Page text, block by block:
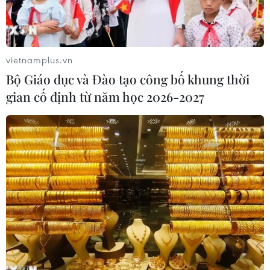
Tây Ban Nha triệt phá đường dây
buôn người xuyên Địa Trung Hải
07/08/2026 12:13
Hy Lạp tạm giam một thị trưởng tình
nghi gây thảm họa cháy rừng
07/08/2026 12:02
Sri Lanka tăng cường ngăn chặn
trang web cá cược trực tuyến
07/08/2026 11:39
vietnamplus.vn
Bộ Giáo dục và Đào tạo công bố khung thời
gian cố định từ năm học 2026-2027